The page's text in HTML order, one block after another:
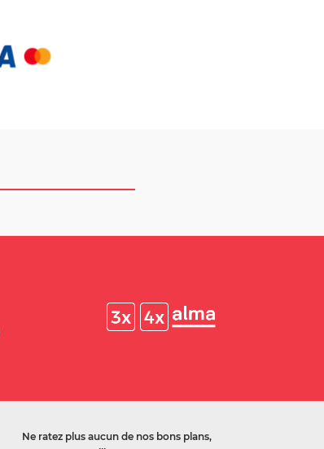
Ne ratez plus aucun de nos bons plans,